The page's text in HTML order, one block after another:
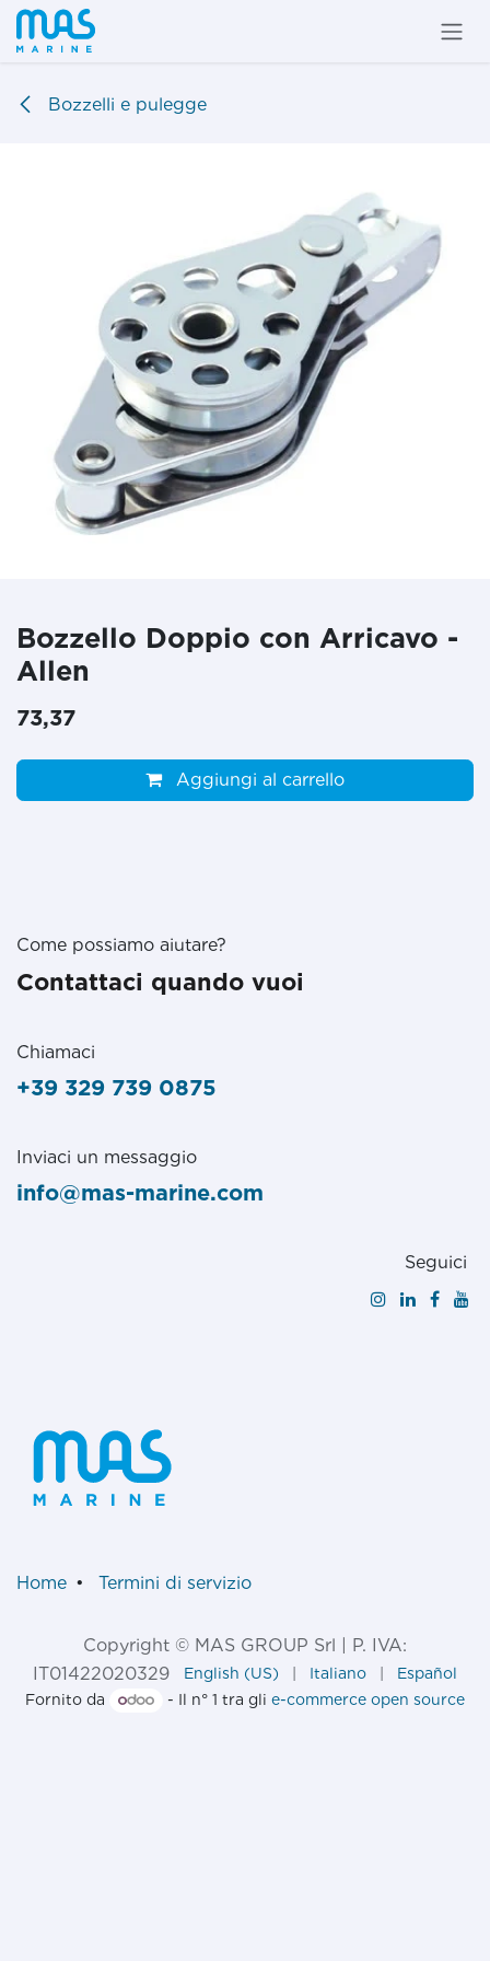
Passa al contenuto
Bozzelli e pulegge
Bozzello Doppio con Arricavo -
Allen
73,37
Aggiungi al carrello
Come possiamo aiutare?
Contattaci quando vuoi
Chiamaci
+39 329 739 0875
Inviaci un messaggio
info@mas-marine.com
Seguici
Home • Termini di servizio
Copyright © MAS GROUP Srl | P. IVA:
IT01422020329
English (US) Italiano
Español
Fornito da
- Il n° 1 tra gli e-commerce open source